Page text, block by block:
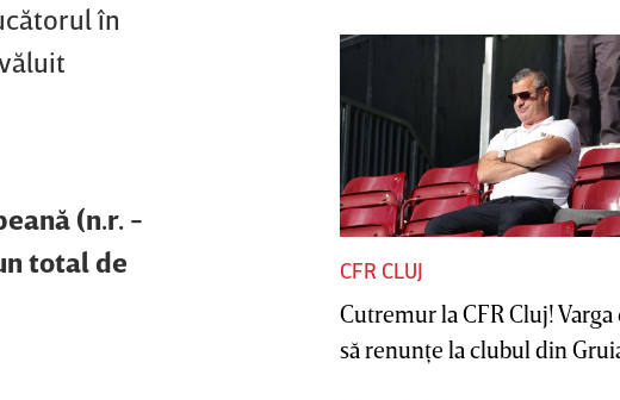
în
(n.r. -
total de
CFR CLUJ
Cutremur la CFR Cluj! Varga
să renunţe la clubul din